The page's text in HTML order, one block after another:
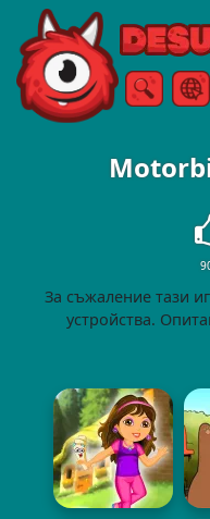
Free Online
Търсене
За съжаление тази
устройства.